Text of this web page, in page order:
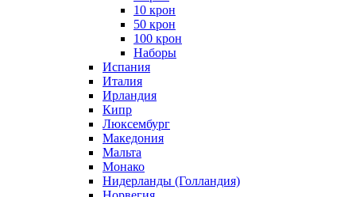
10 крон
50 крон
100 крон
Наборы
Испания
Италия
Ирландия
Кипр
Люксембург
Македония
Мальта
Монако
Нидерланды (Голландия)